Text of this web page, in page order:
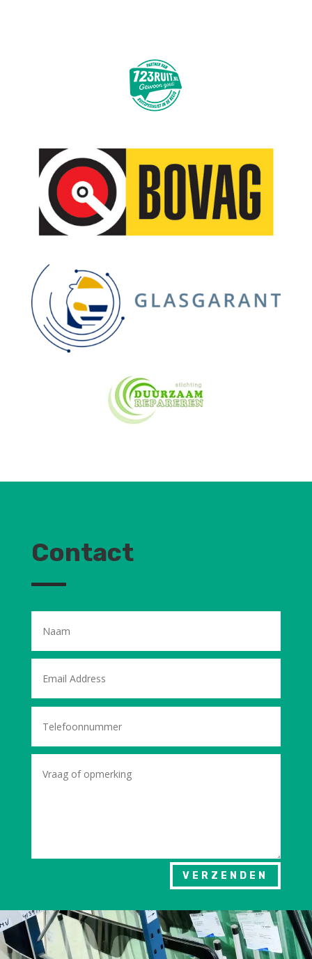
Contact
VERZENDEN